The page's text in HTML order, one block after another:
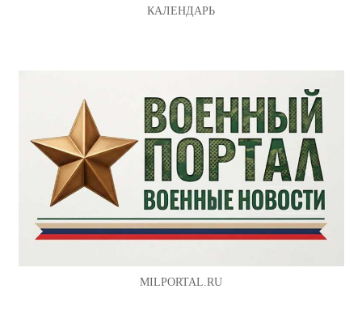
КАЛЕНДАРЬ
MILPORTAL.RU